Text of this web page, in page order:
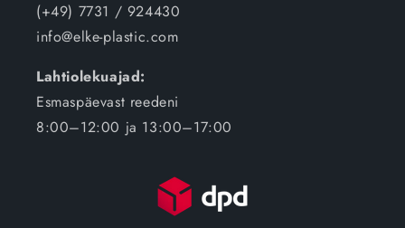
(+49) 7731 / 924430
info@elke-plastic.com
Lahtiolekuajad:
Esmaspäevast reedeni
8:00–12:00 ja 13:00–17:00